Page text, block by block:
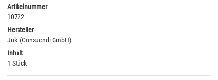
Artikelnummer
10722
Hersteller
Juki (Consuendi GmbH)
Inhalt
1 Stück